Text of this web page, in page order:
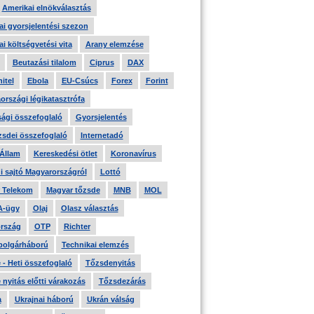
Amerikai elnökválasztás
gyorsjelentési szezon
költségvetési vita Arany elemzése
Beutazási tilalom Ciprus DAX
Ebola EU-Csúcs Forex Forint
légikatasztrófa
összefoglaló Gyorsjelentés
összefoglaló Internetadó
Kereskedési ötlet Koronavírus
sajtó Magyarországról Lottó
Telekom Magyar tőzsde MNB MOL
ügy Olaj Olasz választás
OTP Richter
Technikai elemzés
- Heti összefoglaló Tőzsdenyitás
nyitás előtti várakozás Tőzsdezárás
Ukrajnai háború Ukrán válság